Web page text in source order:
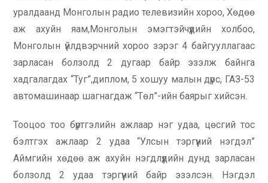
уралдаанд Монголын радио телевизийн хороо, Хөдөө
аж ахуйн яам,Монголын эмэгтэйчүүдийн холбоо,
Монголын үйлдвэрчний хороо зэрэг 4 байгууллагаас
зарласан болзолд 2 дугаар байр эзэлж байнга
хадгалагдах “Туг”,диплом, 5 хошуу малын дүрс, ГАЗ-53
автомашинаар шагнагдаж “Төл”-ийн баярыг хийсэн.
Тооцоо тоо бүртгэлийн ажлаар нэг удаа, цөсгий тос
бэлтгэх ажлаар 2 удаа “Улсын тэргүүний нэгдэл”
Аймгийн хөдөө аж ахуйн нэгдлүүдийн дунд зарласан
болзолд 2 удаа тэргүүний байр эзэлсэн. Нэгдэл